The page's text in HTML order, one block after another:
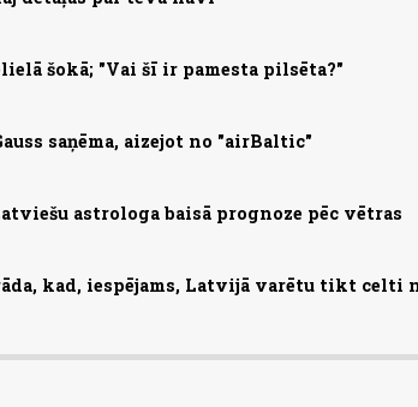
šokā; "Vai šī ir pamesta pilsēta?"
saņēma, aizejot no "airBaltic"
astrologa baisā prognoze pēc vētras
kad, iespējams, Latvijā varētu tikt celti